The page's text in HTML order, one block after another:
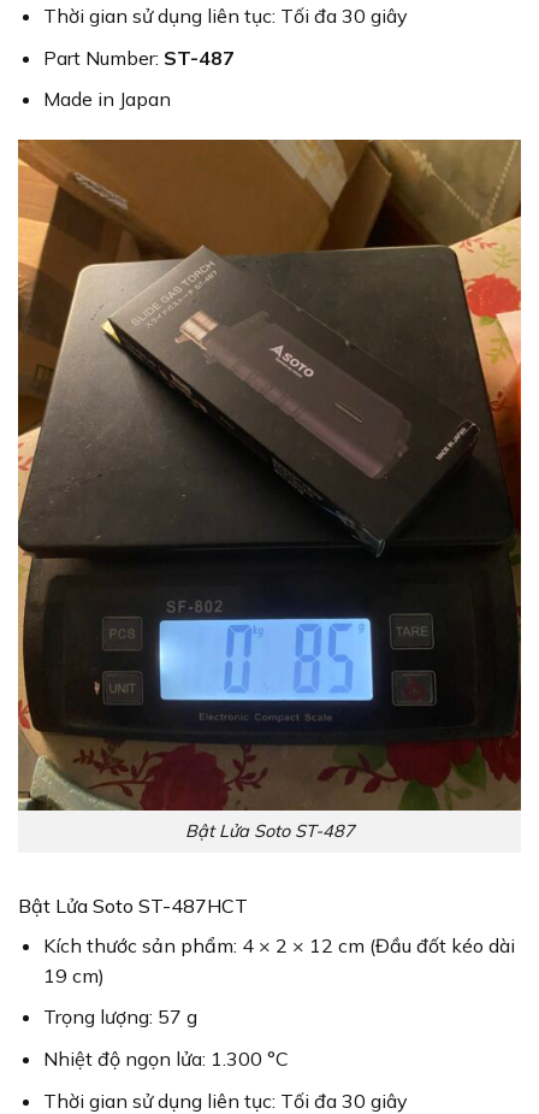
Thời gian sử dụng liên tục: Tối đa 30 giây
Part Number: ST-487
Made in Japan
Bật Lửa Soto ST-487
Bật Lửa Soto ST-487HCT
Kích thước sản phẩm: 4 × 2 × 12 cm (Đầu đốt kéo dài
19 cm)
Trọng lượng: 57 g
Nhiệt độ ngọn lửa: 1.300 °C
Thời gian sử dụng liên tục: Tối đa 30 giây